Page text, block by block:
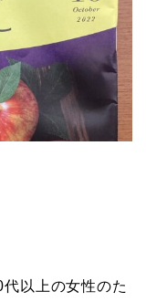
以上の女性のた